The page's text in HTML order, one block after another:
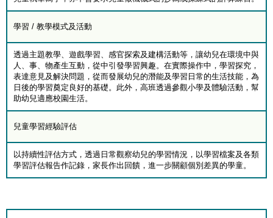
學習 / 教學模式及活動
透過主題教學、遊戲學習、感官探索及建構活動等，讓幼兒在環境中與
人、事、物產生互動，從中引發學習興趣。在實際操作中，學習探究，
表達意見及解決問題，從而發展幼兒的潛能及學習日常的生活技能，為
日後的學習奠定良好的基礎。此外，高班透過參觀小學及體驗活動，幫
助幼兒適應校園生活。
兒童學習經驗評估
以持續性評估方式，透過日常觀察幼兒的學習情況，以學習檔案及各類
學習評估報告作記錄，家長作出回饋，進一步關顧個別差異的學童。